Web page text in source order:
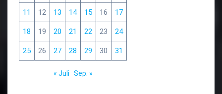
11 12 13 14 15 16 17
18 19 20 21 22 23 24
25 26 27 28 29 30 31
« Juli Sep. »